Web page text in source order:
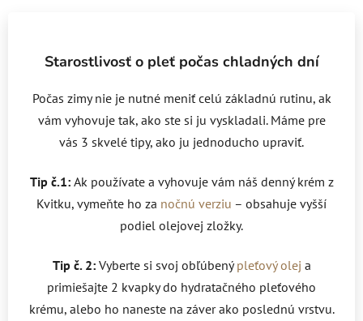
Starostlivosť o pleť počas chladných dní
Počas zimy nie je nutné meniť celú základnú rutinu, ak
vám vyhovuje tak, ako ste si ju vyskladali. Máme pre
vás 3 skvelé tipy, ako ju jednoducho upraviť.
Tip č.1: Ak používate a vyhovuje vám náš denný krém z
Kvitku, vymeňte ho za nočnú verziu – obsahuje vyšší
podiel olejovej zložky.
Tip č. 2: Vyberte si svoj obľúbený pleťový olej a
primiešajte 2 kvapky do hydratačného pleťového
krému, alebo ho naneste na záver ako poslednú vrstvu.